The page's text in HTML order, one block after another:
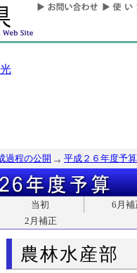
過程の公開 平成２６年度予算
当初
6月補
2月補正
農林水産部